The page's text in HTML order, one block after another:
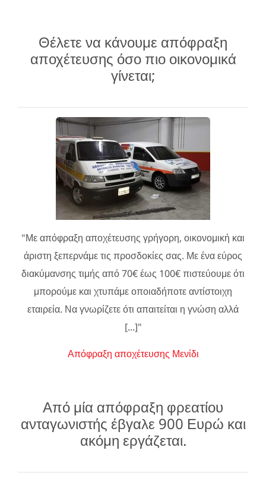
Θέλετε να κάνουμε απόφραξη
αποχέτευσης όσο πιο οικονομικά
γίνεται;
"Με απόφραξη αποχέτευσης γρήγορη, οικονομική και
άριστη ξεπερνάμε τις προσδοκίες σας. Με ένα εύρος
διακύμανσης τιμής από 70€ έως 100€ πιστεύουμε ότι
μπορούμε και χτυπάμε οποιαδήποτε αντίστοιχη
εταιρεία. Να γνωρίζετε ότι απαιτείται η γνώση αλλά
[...]"
Απόφραξη αποχέτευσης Μενίδι
Από μία απόφραξη φρεατίου
ανταγωνιστής έβγαλε 900 Ευρώ και
ακόμη εργάζεται.